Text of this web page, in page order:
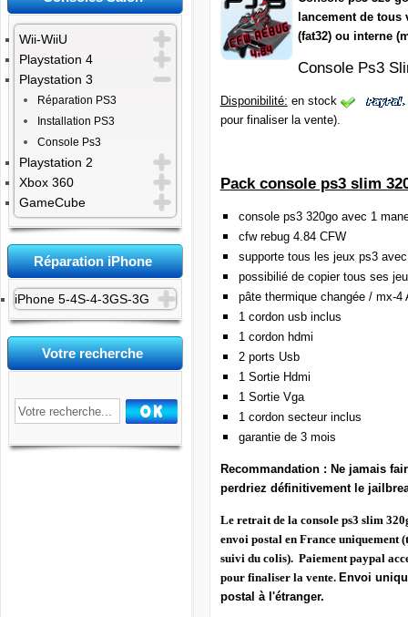
Wii-WiiU
Playstation 4
Playstation 3
Réparation PS3
Installation PS3
Console Ps3
Playstation 2
Xbox 360
GameCube
Réparation iPhone
iPhone 5-4S-4-3GS-3G
Votre recherche
lancement de
(fat32) ou interne
Console Ps3
Disponibilité: en stock
pour finaliser la vente).
Pack console ps3 slim
console ps3 320go avec 1
cfw rebug 4.84 CFW
supporte tous les jeux ps3
possibilié de copier tous ses
pâte thermique changée / mx-4
1 cordon usb inclus
1 cordon hdmi
2 ports Usb
1 Sortie Hdmi
1 Sortie Vga
1 cordon secteur inclus
garantie de 3 mois
Recommandation : Ne jamais
perdriez définitivement le
Le retrait de la console ps3 slim
envoi postal en France uniquement
suivi du colis). Paiement paypal
pour finaliser la vente. Envoi
postal à l'étranger.